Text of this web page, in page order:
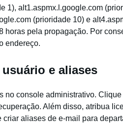
1), alt1.aspmx.l.google.com
(prioridade 10) e
horas pela propagação. Por
endereço.
e aliases
no console administrativo.
Além disso, atribua
criar aliases de e-mail para